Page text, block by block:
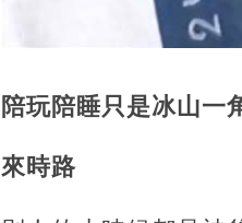
陪玩陪睡只是冰山一
來時路